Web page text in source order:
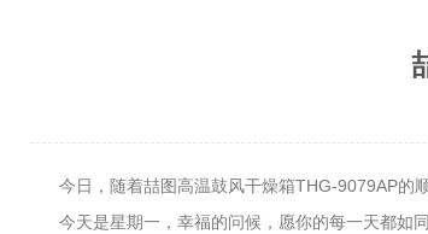
今日，随着喆图高温鼓风干燥箱THG-9079AP的顺
今天是星期一，幸福的问候，愿你的每一天都如同